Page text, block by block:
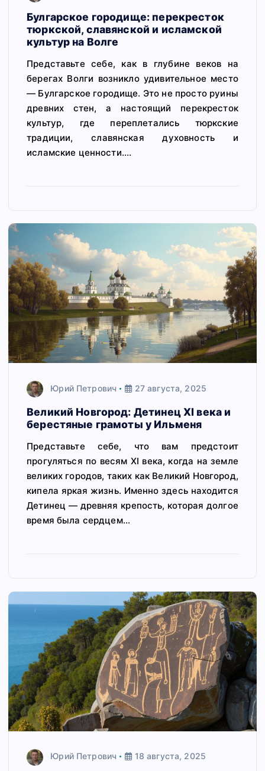
Булгарское городище: перекресток
тюркской, славянской и исламской
культур на Волге
Представьте себе, как в глубине веков на
берегах Волги возникло удивительное место
— Булгарское городище. Это не просто руины
древних стен, а настоящий перекресток
культур, где переплетались тюркские
традиции, славянская духовность и
исламские ценности.…
Юрий Петрович 27 августа, 2025
Великий Новгород: Детинец XI века и
берестяные грамоты у Ильменя
Представьте себе, что вам предстоит
прогуляться по весям XI века, когда на земле
великих городов, таких как Великий Новгород,
кипела яркая жизнь. Именно здесь находится
Детинец — древняя крепость, которая долгое
время была сердцем…
Юрий Петрович 18 августа, 2025